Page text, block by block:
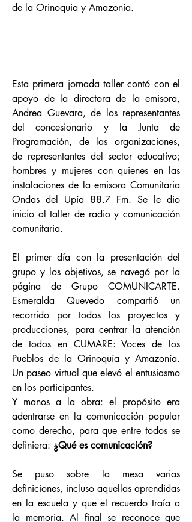
de la Orinoquia y Amazonía.
Esta primera jornada taller contó con el
apoyo de la directora de la emisora,
Andrea Guevara, de los representantes
del concesionario y la Junta de
Programación, de las organizaciones,
de representantes del sector educativo;
hombres y mujeres con quienes en las
instalaciones de la emisora Comunitaria
Ondas del Upía 88.7 Fm. Se le dio
inicio al taller de radio y comunicación
comunitaria.
El primer día con la presentación del
grupo y los objetivos, se navegó por la
página de Grupo COMUNICARTE.
Esmeralda Quevedo compartió un
recorrido por todos los proyectos y
producciones, para centrar la atención
de todos en CUMARE: Voces de los
Pueblos de la Orinoquía y Amazonía.
Un paseo virtual que elevó el entusiasmo
en los participantes.
Y manos a la obra: el propósito era
adentrarse en la comunicación popular
como derecho, para que entre todos se
definiera: ¿Qué es comunicación?
Se puso sobre la mesa varias
definiciones, incluso aquellas aprendidas
en la escuela y que el recuerdo traía a
la memoria. Al final se reconoce que